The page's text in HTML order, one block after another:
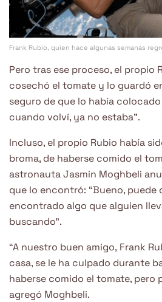
Frank Rubio, quien hace algunas semanas
Pero tras ese proceso, el propio
cosechó el tomate y lo guardó
seguro de que lo había
cuando volví, ya no estaba”.
Incluso, el propio Rubio había
broma, de haberse comido el
astronauta Jasmin Moghbeli
que lo encontró: “Bueno, puede
encontrado algo que alguien
buscando”.
“A nuestro buen amigo, Frank
casa, se le ha culpado durante
haberse comido el tomate, pero
agregó Moghbeli.